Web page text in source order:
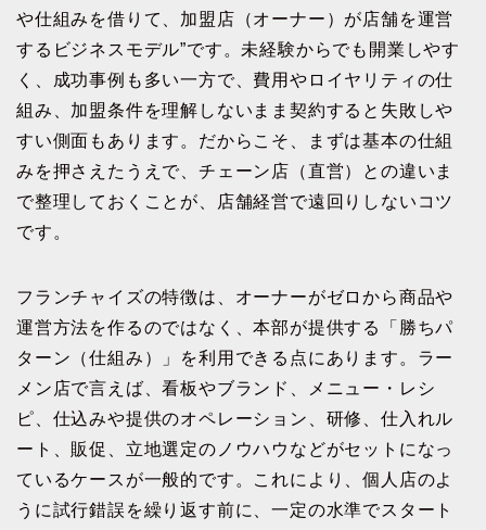
や仕組みを借りて、加盟店（オーナー）が店舗を運営
するビジネスモデル”です。未経験からでも開業しやす
く、成功事例も多い一方で、費用やロイヤリティの仕
組み、加盟条件を理解しないまま契約すると失敗しや
すい側面もあります。だからこそ、まずは基本の仕組
みを押さえたうえで、チェーン店（直営）との違いま
で整理しておくことが、店舗経営で遠回りしないコツ
です。
フランチャイズの特徴は、オーナーがゼロから商品や
運営方法を作るのではなく、本部が提供する「勝ちパ
ターン（仕組み）」を利用できる点にあります。ラー
メン店で言えば、看板やブランド、メニュー・レシ
ピ、仕込みや提供のオペレーション、研修、仕入れル
ート、販促、立地選定のノウハウなどがセットになっ
ているケースが一般的です。これにより、個人店のよ
うに試行錯誤を繰り返す前に、一定の水準でスタート